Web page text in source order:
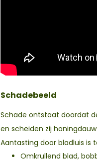
Schadebeeld
Schade ontstaat doordat
en scheiden zij
Aantasting door bladluis is
Omkrullend blad,